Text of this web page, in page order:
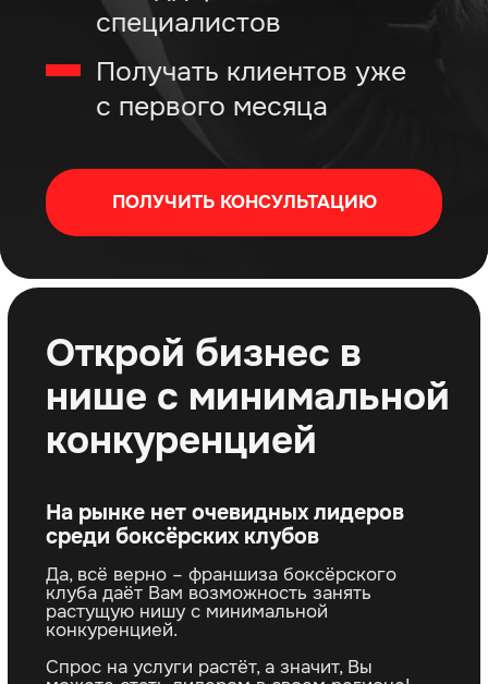
ПОЛУЧИТЬ КОНСУЛЬТАЦИЮ
рост популярности
млн. руб/мес
8,3% >1,5
спортом
О нас
собственная
партнеров, 10
в СНГ
довольных клиентов в клубах
наших партнёров
и фитнеса
20 лет
ERP
70+
1 000 000
2 000
обученных управляющих,